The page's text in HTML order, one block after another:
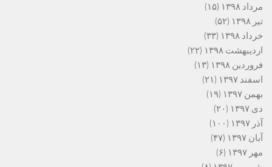
مرداد ۱۳۹۸
(۱۵)
تیر ۱۳۹۸
(۵۲)
خرداد ۱۳۹۸
(۳۳)
اردیبهشت ۱۳۹۸
(۲۲)
فروردین ۱۳۹۸
(۱۳)
اسفند ۱۳۹۷
(۲۱)
بهمن ۱۳۹۷
(۱۹)
دی ۱۳۹۷
(۲۰)
آذر ۱۳۹۷
(۱۰۰)
آبان ۱۳۹۷
(۴۷)
مهر ۱۳۹۷
(۶)